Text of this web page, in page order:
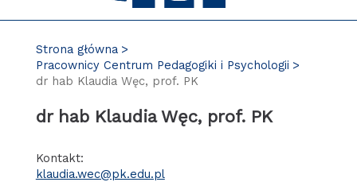
Strona główna
Pracownicy Centrum Pedagogiki i Psychologii
dr hab Klaudia Węc, prof. PK
dr hab Klaudia Węc, prof. PK
Kontakt:
klaudia.wec@pk.edu.pl